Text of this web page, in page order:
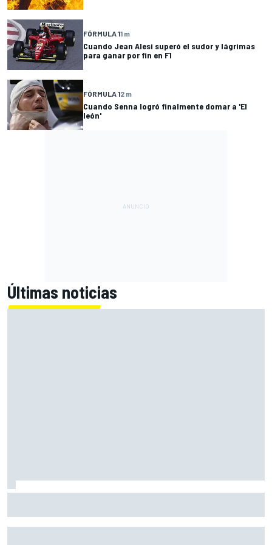
FÓRMULA 11 m
Cuando Jean Alesi superó el sudor y lágrimas
para ganar por fin en F1
FÓRMULA 12 m
Cuando Senna logró finalmente domar a 'El
león'
Últimas noticias